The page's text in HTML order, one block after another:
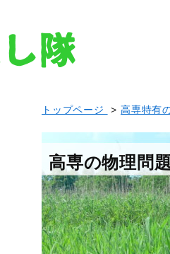
トップページ >高専特有
高専の物理問